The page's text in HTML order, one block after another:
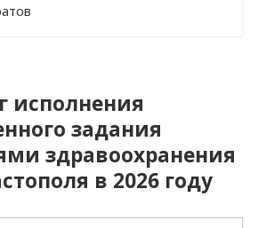
исполнения
задания
здравоохранения
в 2026 году